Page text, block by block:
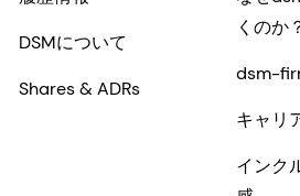
DSMについて
Shares & ADRs
くのか
dsm-
キャリ
インク